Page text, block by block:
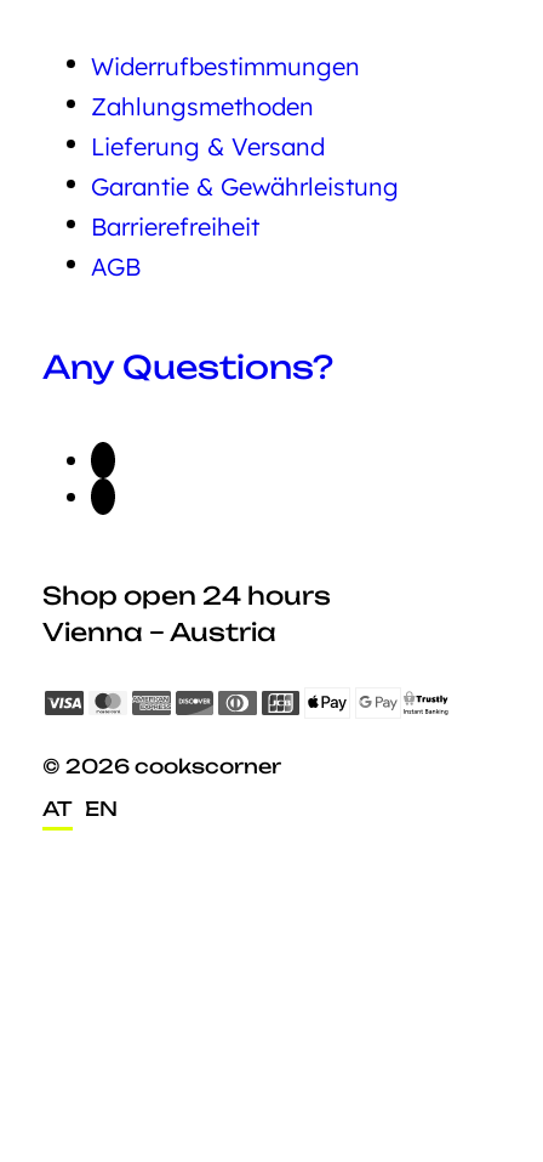
Widerrufbestimmungen
Zahlungsmethoden
Lieferung & Versand
Garantie & Gewährleistung
Barrierefreiheit
AGB
Any Questions?
Shop open 24 hours
Vienna – Austria
© 2026 cookscorner
AT EN